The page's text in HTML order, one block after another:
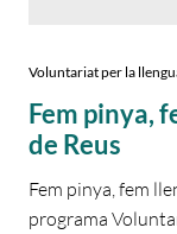
Voluntariat per la
Fem pinya,
de Reus
Fem pinya, fem
programa